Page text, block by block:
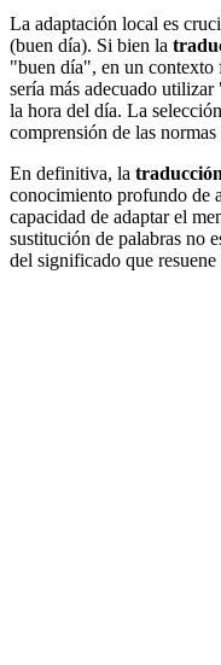
La adaptación local es
(buen día). Si bien la
"buen día", en un contexto
sería más adecuado
la hora del día. La
comprensión de las
En definitiva, la
conocimiento profundo de
capacidad de adaptar el
sustitución de palabras no
del significado que